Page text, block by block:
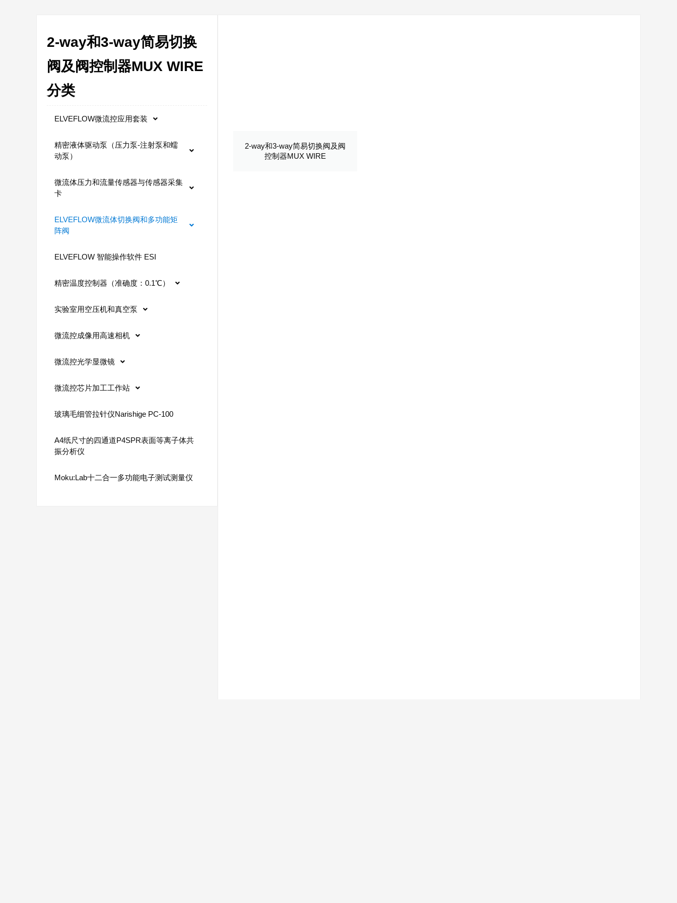
2-way和3-way简易切换
阀及阀控制器MUX WIRE
分类
ELVEFLOW微流控应用套装
精密液体驱动泵（压力泵-注射泵和蠕
动泵）
微流体压力和流量传感器与传感器采集
卡
ELVEFLOW微流体切换阀和多功能矩
阵阀
ELVEFLOW 智能操作软件 ESI
精密温度控制器（准确度：0.1℃）
实验室用空压机和真空泵
微流控成像用高速相机
微流控光学显微镜
微流控芯片加工工作站
玻璃毛细管拉针仪Narishige PC-100
A4纸尺寸的四通道P4SPR表面等离子体共
振分析仪
Moku:Lab十二合一多功能电子测试测量仪
2-way和3-way简易切换阀及阀
控制器MUX WIRE